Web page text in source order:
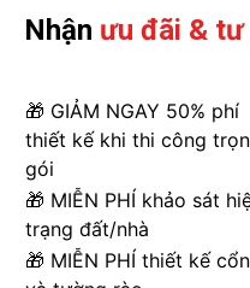
Nhận ưu đãi & tư
🎁 GIẢM NGAY 50% phí
thiết kế khi thi công trọn
gói
🎁 MIỄN PHÍ khảo sát
trạng đất/nhà
🎁 MIỄN PHÍ thiết kế